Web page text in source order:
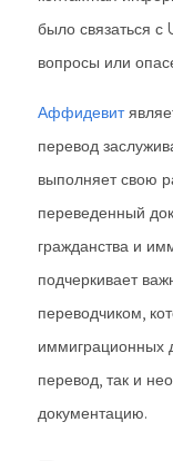
было связаться с
вопросы или
Аффидевит
перевод
выполняет свою
переведенный
гражданства и
подчеркивает
переводчиком,
иммиграционных
перевод, так и
документацию.